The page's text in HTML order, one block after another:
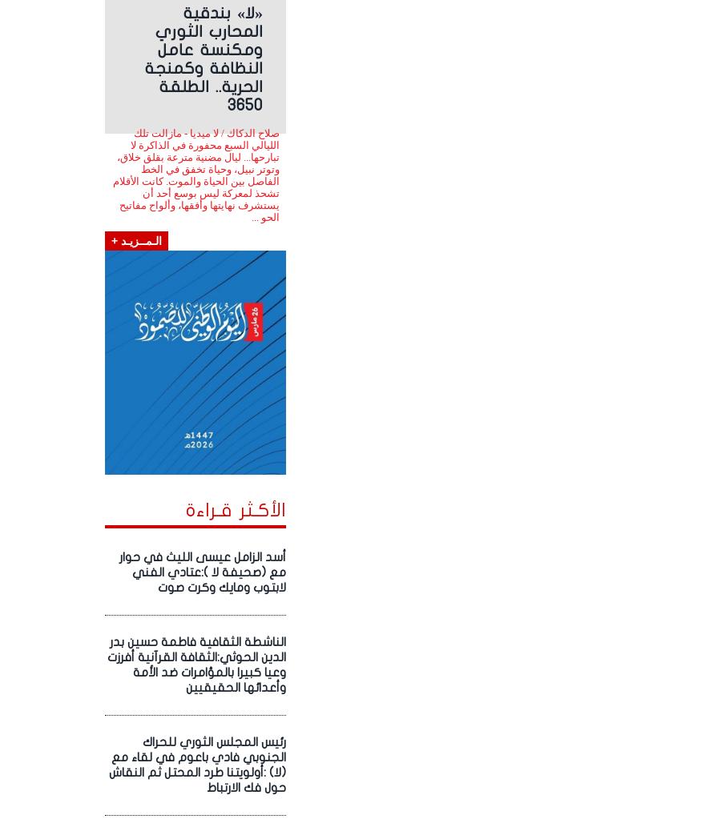
«لا» بندقية
المحارب الثوري
ومكنسة عامل
النظافة وكمنجة
الحرية.. الطلقة
3650
صلاح الدكاك / لا ميديا - مازالت تلك
الليالي السبع محفورة في الذاكرة لا
تبارحها... ليال مضنية مترعة بقلق خلاق،
وتوتر نبيل، وحياة تخفق في الخط
الفاصل بين الحياة والموت. كانت الأقلام
تشحذ لمعركة ليس بوسع أحد أن
يستشرف نهايتها وأفقها، وألواح مفاتيح
الحو ...
الـمــزيـد +
الأكـثر قـراءة
أسد الزامل عيسى الليث في حوار
مع (صحيفة لا ):عتادي الفني
لابتوب ومايك وكرت صوت
الناشطة الثقافية فاطمة حسين بدر
الدين الحوثي:الثقافة القرآنية أفرزت
وعيا كبيرا بالمؤامرات ضد الأمة
وأعدائها الحقيقيين
رئيس المجلس الثوري للحراك
الجنوبي فادي باعوم في لقاء مع
(لا) :أولويتنا طرد المحتل ثم النقاش
حول فك الارتباط